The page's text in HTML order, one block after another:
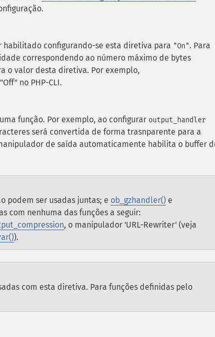
habilitado configurando-se esta diretiva para "On". Para
correspondendo ao número máximo de bytes
o valor desta diretiva. Por exemplo,
no PHP-CLI.
função. Por exemplo, ao configurar output_handler
será convertida de forma trasnparente para a
de saída automaticamente habilita o buffer
podem ser usadas juntas; e ob_gzhandler() e
com nenhuma das funções a seguir:
, o manipulador 'URL-Rewriter' (veja
).
com esta diretiva. Para funções definidas pelo